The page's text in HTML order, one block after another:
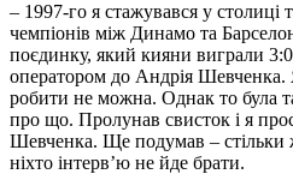
– 1997-го я стажувався у столиці
чемпіонів між Динамо та
поєдинку, який кияни виграли
оператором до Андрія Шевченка.
робити не можна. Однак то була
про що. Пролунав свисток і я
Шевченка. Ще подумав – стільки
ніхто інтерв’ю не йде брати.